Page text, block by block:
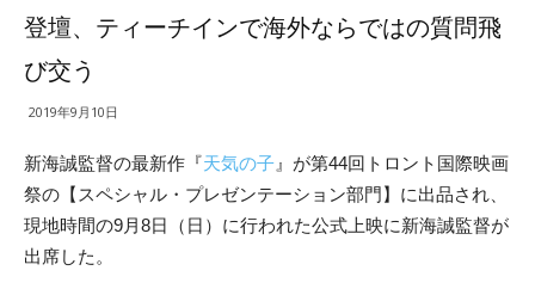
登壇、ティーチインで海外ならではの質問飛
び交う
2019年9月10日
新海誠監督の最新作『天気の子 』が第44回トロント国際映画
祭の【スペシャル・プレゼンテーション部門】に出品され、
現地時間の9月8日（日）に行われた公式上映に新海誠監督が
出席した。